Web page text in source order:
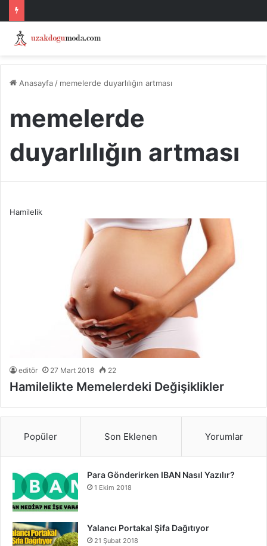
Anasayfa / memelerde duyarlılığın artması
memelerde
duyarlılığın artması
Hamilelik
editör 27 Mart 2018 22
Hamilelikte Memelerdeki Değişiklikler
Popüler Son Eklenen Yorumlar
Para Gönderirken IBAN Nasıl Yazılır?
1 Ekim 2018
Yalancı Portakal Şifa Dağıtıyor
21 Şubat 2018